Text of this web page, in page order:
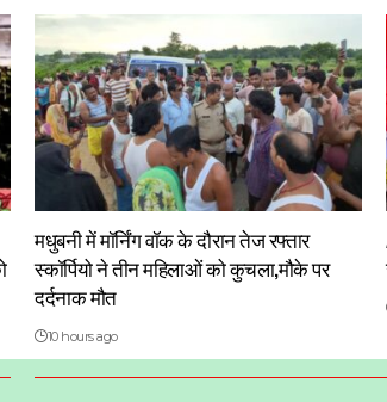
मधुबनी में मॉर्निंग वॉक के दौरान तेज रफ्तार
स्कॉर्पियो ने तीन महिलाओं को कुचला,मौके पर
दर्दनाक मौत
10 hours ago